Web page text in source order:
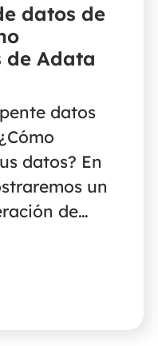
datos de
de Adata
datos
datos? En
un
de
para
Adata